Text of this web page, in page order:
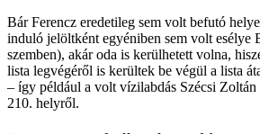
Bár Ferencz eredetileg sem volt befutó
induló jelöltként egyéniben sem volt esélye
szemben), akár oda is kerülhetett volna,
lista legvégéről is kerültek be végül a lista
– így például a volt vízilabdás Szécsi Zoltán
210. helyről.